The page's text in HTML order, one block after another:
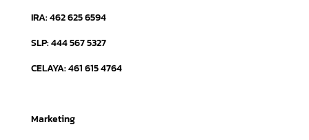
IRA: 462 625 6594
SLP: 444 567 5327
CELAYA: 461 615 4764
Marketing